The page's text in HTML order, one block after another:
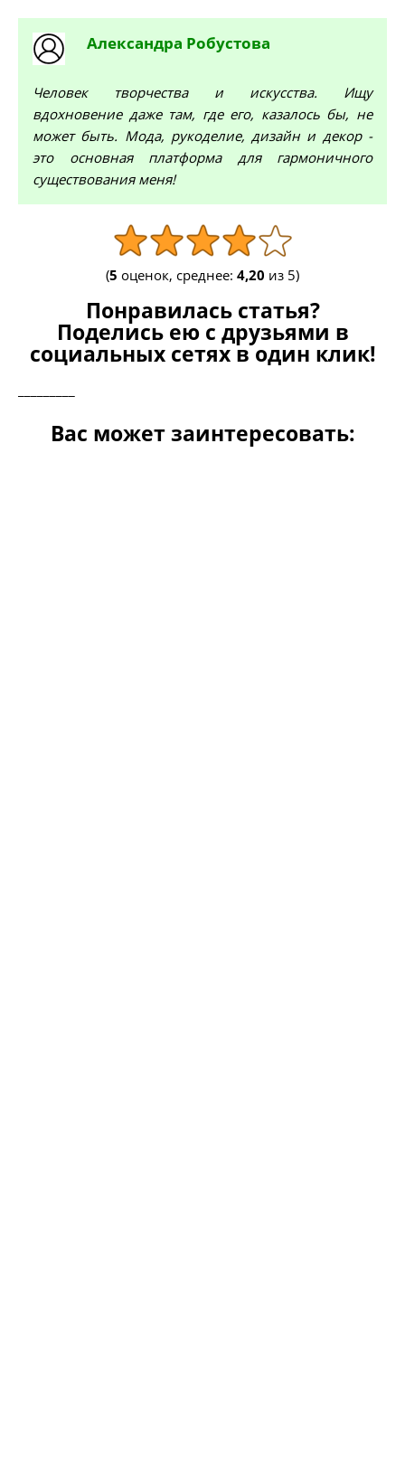
Александра Робустова
Человек творчества и искусства. Ищу
вдохновение даже там, где его, казалось бы, не
может быть. Мода, рукоделие, дизайн и декор -
это основная платформа для гармоничного
существования меня!
(5 оценок, среднее: 4,20 из 5)
Понравилась статья?
Поделись ею с друзьями в
социальных сетях в один клик!
Вас может заинтересовать: